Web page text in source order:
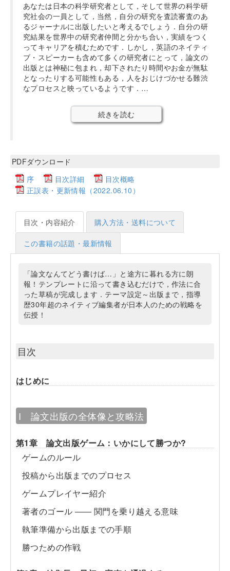
あなたは日本の科学研究者として，そして世界の科学研
究社会の一員として，当然，自分の研究を査読審査のあ
るジャーナルに出版したいと考えるでしょう．自分の研
究結果を世界中の研究者仲間と分かち合い，実績をつく
ってキャリアを積むためです．しかし，英語のネイティ
ブ・スピーカーも含めて多くの研究者にとって，論文の
出版とは神秘に包まれ，却下されたり時間やお金が無駄
となったりする可能性もある，人をおじけづかせる難渋
なプロセスと映っているようです．…
続きを読む
PDFダウンロード
序
目次詳細
目次概略
正誤表・更新情報（2022.06.10）
目次・内容紹介 購入方法・送料について
この書籍の話題・最新情報
「論文なんてどう書けば…」と途方に暮れる方に朗
報！テンプレートに沿って書き込むだけで，作法に合
った草稿が完成します．テーマ設定～出版まで，指導
歴30年超のネイティブ編集者が日本人のための戦略を
伝授！
目次
はじめに
I 論文出版の全体像と攻略法
第1章 論文出版ゲーム：いかにして勝つか?
ゲームのルール
投稿から出版までのプロセス
ゲームプレイヤー紹介
著者のゴール ―― 関門を乗り越える意味
執筆準備から出版までの手順
勝つための作戦